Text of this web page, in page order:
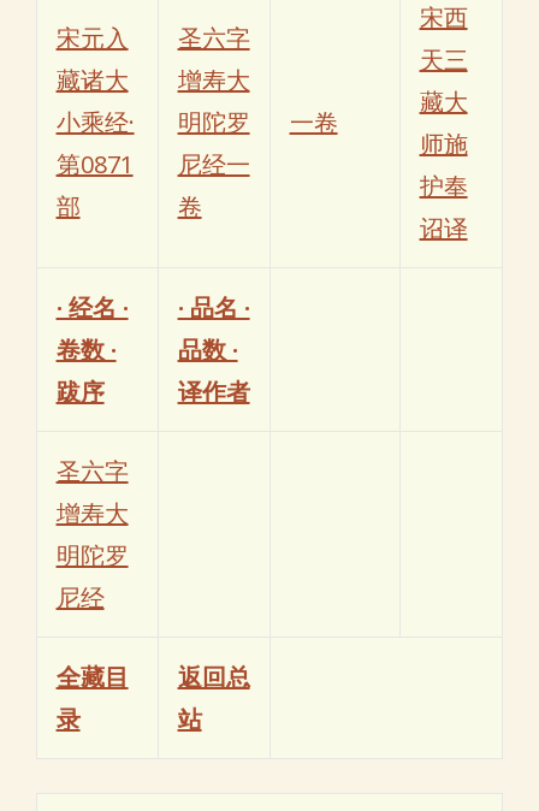
宋元入
藏诸大
小乘经·
第0871
部
圣六字
增寿大
明陀罗
尼经一
卷
一卷
宋西
天三
藏大
师施
护奉
诏译
· 经名 ·
卷数 ·
跋序
· 品名 ·
品数 ·
译作者
圣六字
增寿大
明陀罗
尼经
全藏目
录
返回总
站